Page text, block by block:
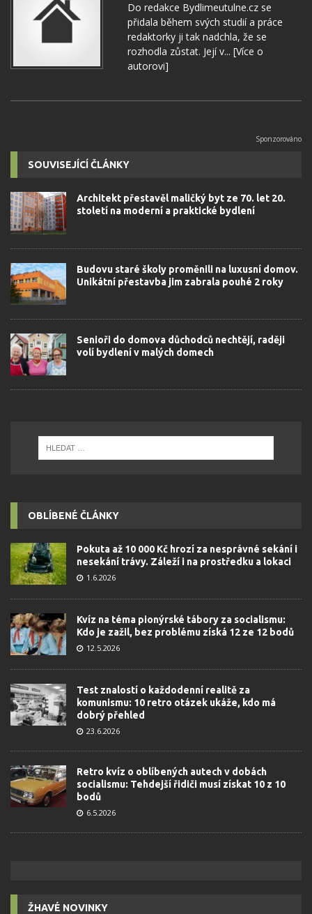
Do redakce Bydlimeutulne.cz se
přidala během svých studií a práce
redaktorky ji tak nadchla, že se
rozhodla zůstat. Její v... [Více o
autorovi]
SOUVISEJÍCÍ ČLÁNKY
Architekt přestavěl maličký byt ze 70. let 20.
století na moderní a praktické bydlení
Budovu staré školy proměnili na luxusní domov.
Unikátní přestavba jim zabrala pouhé 2 roky
Senioři do domova důchodců nechtějí, raději
volí bydlení v malých domech
OBLÍBENÉ ČLÁNKY
Pokuta až 10 000 Kč hrozí za nesprávné sekání i
nesekání trávy. Záleží i na prostředku a lokaci
1.6.2026
Kvíz na téma pionýrské tábory za socialismu:
Kdo je zažil, bez problému získá 12 ze 12 bodů
12.5.2026
Test znalostí o každodenní realitě za
komunismu: 10 retro otázek ukáže, kdo má
dobrý přehled
23.6.2026
Retro kvíz o oblíbených autech v dobách
socialismu: Tehdejší řidiči musí získat 10 z 10
bodů
6.5.2026
ŽHAVÉ NOVINKY